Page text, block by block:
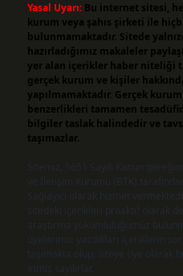
Yasal Uyarı: Bu internet sitesi,
kurum veya şahıs şirketi ile
bulunmamaktadır. Sitede
hazırladığımız makaleler
yer alan içerikler haber niteliği
gerçek kurum ve kişiler
yapılmamaktadır. Gerçek
benzerlikleri tamamen
bilgiler taslak halindedir ve
taşımazlar.
Sitemiz, 5651 Sayılı Kanun
ve İletişim Kurumu (BTK)
Sağlayıcı olarak hizmet
sitedeki içerikleri proaktif olarak
araştırma yükümlülüğümüz
üyelerimiz yazdıkları içeriklerin
taşımakta olup, siteye üye olarak
etmiş sayılırlar.